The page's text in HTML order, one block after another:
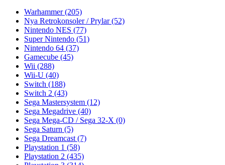
Warhammer(205)
Nya Retrokonsoler / Prylar(52)
Nintendo NES (77)
Super Nintendo (51)
Nintendo 64 (37)
Gamecube (45)
Wii (288)
Wii-U (40)
Switch (188)
Switch 2 (43)
Sega Mastersystem (12)
Sega Megadrive (40)
Sega Mega-CD / Sega 32-X (0)
Sega Saturn (5)
Sega Dreamcast (7)
Playstation 1 (58)
Playstation 2 (435)